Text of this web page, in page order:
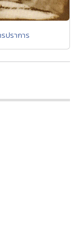
ปราการ